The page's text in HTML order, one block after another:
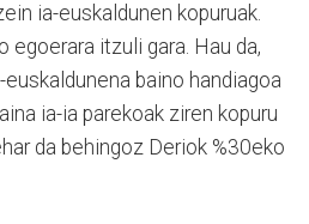
ia-euskaldunen kopuruak.
egoerara itzuli gara. Hau da,
baino handiagoa
ia-ia parekoak ziren kopuru
da behingoz Deriok %30eko